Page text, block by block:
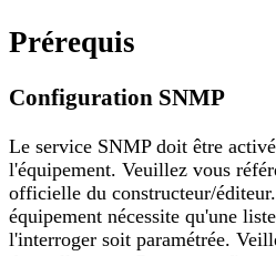
Prérequis
Configuration SNMP
Le service SNMP doit être
l'équipement. Veuillez vous
officielle du constructeur/
équipement nécessite qu'une
l'interroger soit paramétrée.